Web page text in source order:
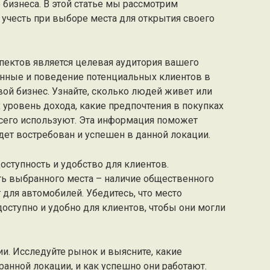
В этой статье мы рассмотрим
при выборе места для открытия своего
является целевая аудитория вашего
и поведение потенциальных клиентов в
бизнес. Узнайте, сколько людей живет или
дохода, какие предпочтения в покупках
используют. Эта информация поможет
востребован и успешен в данной локации.
и удобство для клиентов.
выбранного места – наличие общественного
автомобилей. Убедитесь, что место
и удобно для клиентов, чтобы они могли
Исследуйте рынок и выясните, какие
локации, и как успешно они работают.